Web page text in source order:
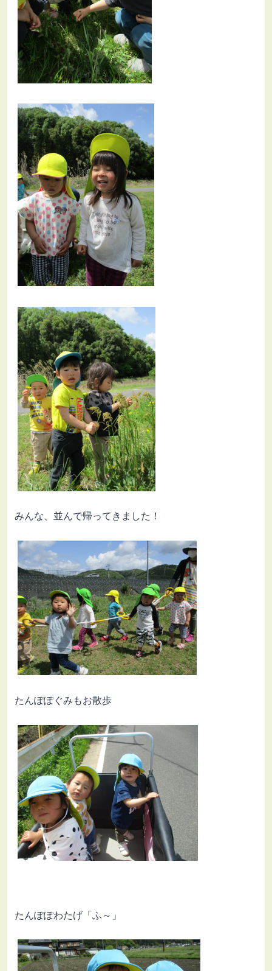
みんな、並んで帰ってきました！
たんぽぽぐみもお散歩
たんぽぽわたげ「ふ～」